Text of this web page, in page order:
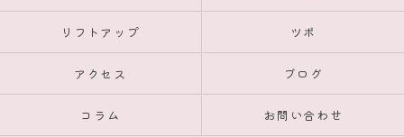
リフトアップ ツボ
アクセス ブログ
コラム お問い合わせ